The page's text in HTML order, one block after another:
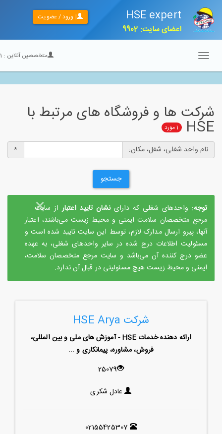
HSE expert
اعضای سایت: 9902
| ورود / عضویت
متخصصین آنلاین :21
Toggle
navigation
شرکت ها و فروشگاه های مرتبط با
HSE مورد
نام واحد شغلی، شغل، مکان:
جستجو
× توجه:واحدهای شغلی که داراینشان تایید اعتباراز سایت
مرجع متخصصان سلامت ایمنی و محیط زیست می‌باشند، اعتبار
آنها، پیرو ارسال مدارک لازم، توسط این سایت تایید شده است و
مسئولیت اطلاعات درج شده در سایر واحدهای شغلی، به عهده
عضو درج کننده آن می‌باشد و سایت مرجع متخصصان سلامت،
ایمنی و محیط زیست هیچ مسئولیتی در قبال آن ندارد.
شرکت HSE Arya
ارائه دهنده خدمات HSE - آموزش های ملی و بین المللی،
فروش، مشاوره، پیمانکاری و ...
25079
عادل شکری
02155425307